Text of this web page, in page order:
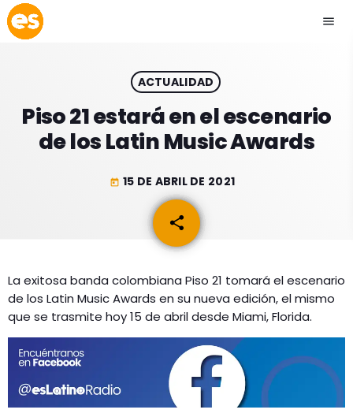
menu
play_arrow EMISIÓN LA PAZ
play_arrow EMISIÓN COCHABAMBA
ACTUALIDAD
ESPECTÁCULOS
GEEKERS
MÚSICA
ENTRETENIMIENTO
LOS + TOP
PROGRAMACIÓN
INICIO
RADIO SPLENDID
ACTUALIDAD
Piso 21 estará en el escenario
de los Latin Music Awards
today 15 DE ABRIL DE 2021
share
email
La exitosa banda colombiana Piso 21 tomará el escenario
de los Latin Music Awards en su nueva edición, el mismo
que se trasmite hoy 15 de abril desde Miami, Florida.